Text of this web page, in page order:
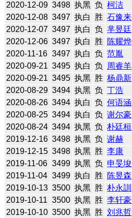
2020-12-09 3498 执黑 负 柯洁
2020-12-08 3497 执白 胜 石豫来
2020-12-07 3497 执白 负 芈昱廷
2020-12-06 3497 执白 胜 陈耀烨
2020-11-16 3497 执白 负 范胤
2020-09-21 3495 执白 负 周睿羊
2020-09-21 3495 执黑 胜 杨鼎新
2020-08-29 3494 执黑 负 丁浩
2020-08-26 3494 执白 负 何语涵
2020-08-25 3494 执白 负 谢尔豪
2020-08-24 3494 执黑 负 朴廷桓
2019-12-16 3498 执黑 负 谢赫
2019-12-15 3498 执黑 胜 李康
2019-11-06 3499 执黑 负 申旻埈
2019-11-04 3499 执白 胜 陈昱森
2019-10-13 3500 执黑 胜 朴永訓
2019-10-11 3500 执黑 胜 李轩豪
2019-10-10 3500 执黑 胜 刘兆哲